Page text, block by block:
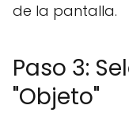
de la pantalla.
Paso 3:
"Objeto"